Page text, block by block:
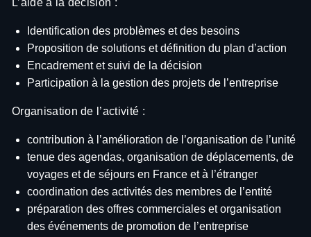
L’aide à la décision :
Identification des problèmes et des besoins
Proposition de solutions et définition du plan d’action
Encadrement et suivi de la décision
Participation à la gestion des projets de l’entreprise
Organisation de l’activité :
contribution à l’amélioration de l’organisation de l’unité
tenue des agendas, organisation de déplacements, de
voyages et de séjours en France et à l’étranger
coordination des activités des membres de l’entité
préparation des offres commerciales et organisation
des événements de promotion de l’entreprise